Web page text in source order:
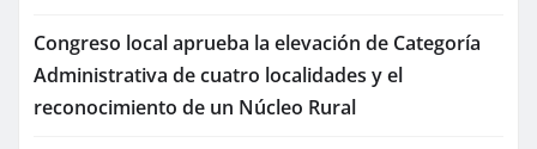
Congreso local aprueba la elevación de Categoría
Administrativa de cuatro localidades y el
reconocimiento de un Núcleo Rural